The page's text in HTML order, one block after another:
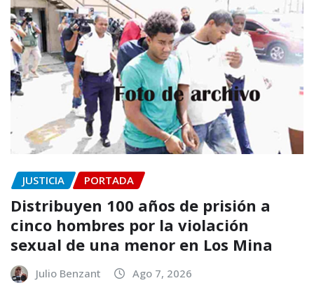
JUSTICIA PORTADA
Distribuyen 100 años de prisión a
cinco hombres por la violación
sexual de una menor en Los Mina
Julio Benzant Ago 7, 2026